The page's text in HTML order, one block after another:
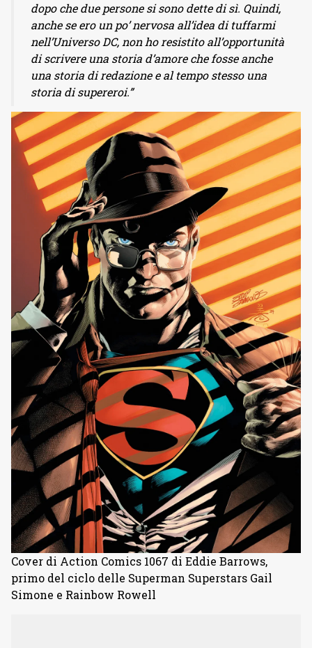
dopo che due persone si sono dette di sì. Quindi,
anche se ero un po’ nervosa all’idea di tuffarmi
nell’Universo DC, non ho resistito all’opportunità
di scrivere una storia d’amore che fosse anche
una storia di redazione e al tempo stesso una
storia di supereroi.”
Cover di Action Comics 1067 di Eddie Barrows,
primo del ciclo delle Superman Superstars Gail
Simone e Rainbow Rowell